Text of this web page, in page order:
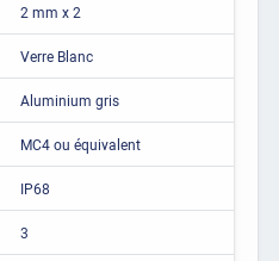
2 mm x 2
Verre Blanc
Aluminium gris
MC4 ou équivalent
IP68
3